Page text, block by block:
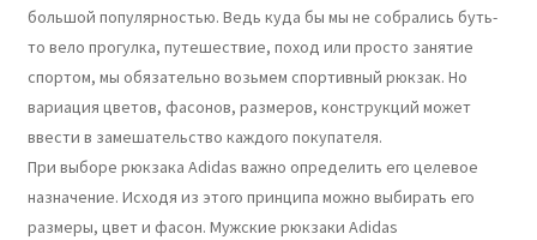
большой популярностью. Ведь куда бы мы не собрались буть-
то вело прогулка, путешествие, поход или просто занятие
спортом, мы обязательно возьмем спортивный рюкзак. Но
вариация цветов, фасонов, размеров, конструкций может
ввести в замешательство каждого покупателя.
При выборе рюкзака Adidas важно определить его целевое
назначение. Исходя из этого принципа можно выбирать его
размеры, цвет и фасон. Мужские рюкзаки Adidas